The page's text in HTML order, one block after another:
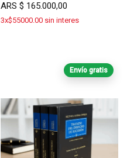
ARS$ 165.000,00
3x$55000.00 sin interes
Envío gratis